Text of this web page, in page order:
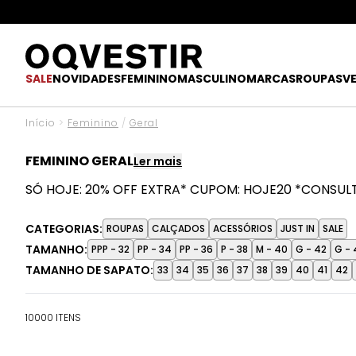
O
SALENOVIDADESFEMININOMASCULINOMARCASROUPAS
Início > Feminino / Geral
FEMININO GERALLer mais
SÓ HOJE: 20% OFF EXTRA* CUPOM: HOJE20
Descubra tudo o que vai marcar o Verão'27 em uma
festas e momentos especiais, encontre vestidos,
Le Lis, Maria Filó, Dress To, Schutz, Arezzo, Luiza
estampas marcantes, tecidos leves e modelagens
CATEGORIAS: ROUPAS CALÇADOS ACESSÓRIOS JUST IN SALE
TAMANHO: PPP - 32 PP - 34 PP - 36 P - 38 M - 40 G - 42 G -
TAMANHO DE SAPATO: 33 34 35 36 37 38 39 40 41 42
10000 ITENS